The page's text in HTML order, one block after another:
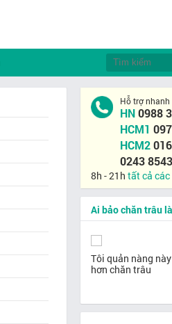
Hỗ trợ nhanh
HN0988
HCM1
HCM2
0243
8h - 21h tất cả
Ai bảo chăn trâu
Tôi quản nàng
hơn chăn trâu